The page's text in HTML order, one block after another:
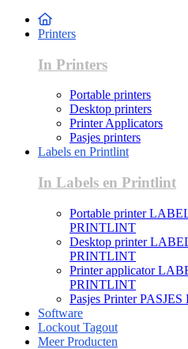
Printers
In Printers
Portable printers
Desktop printers
Printer Applicators
Pasjes printers
Labels en Printlint
In Labels en Printlint
Portable printer
PRINTLINT
Desktop printer
PRINTLINT
Printer applicator
PRINTLINT
Pasjes Printer
Software
Lockout Tagout
Meer Producten